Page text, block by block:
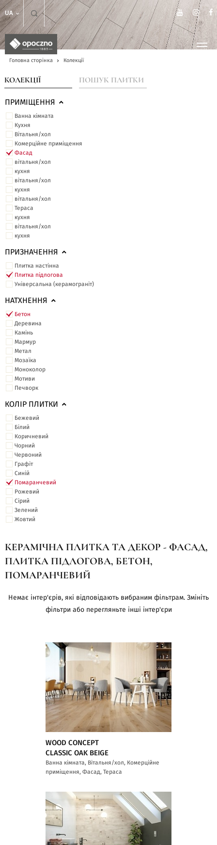
UA
Головна сторінка Колекції
КОЛЕКЦІЇ ПОШУК ПЛИТКИ
ПРИМІЩЕННЯ
Ванна кімната
Кухня
Вітальня/хол
Комерційне приміщення
Фасад
вітальня/хол
кухня
вітальня/хол
кухня
вітальня/хол
Тераса
кухня
вітальня/хол
кухня
ПРИЗНАЧЕННЯ
Плитка настінна
Плитка підлогова
Універсальна (керамограніт)
НАТХНЕННЯ
Бетон
Деревина
Камінь
Мармур
Метал
Мозаїка
Моноколор
Мотиви
Печворк
КОЛІР ПЛИТКИ
Бежевий
Білий
Коричневий
Чорний
Червоний
Графіт
Синій
Помаранчевий
Рожевий
Сірий
Зелений
Жовтий
КЕРАМІЧНА ПЛИТКА ТА ДЕКОР - ФАСАД,
ПЛИТКА ПІДЛОГОВА, БЕТОН,
ПОМАРАНЧЕВИЙ
Немає інтер'єрів, які відповідають вибраним фільтрам. Змініть
фільтри або перегляньте інші інтер'єри
WOOD CONCEPT
CLASSIC OAK BEIGE
Ванна кімната, Вітальня/хол, Комерційне
приміщення, Фасад, Тераса